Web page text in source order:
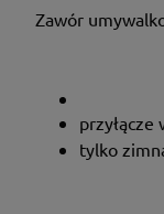
Zawór
przyłącze
tylko